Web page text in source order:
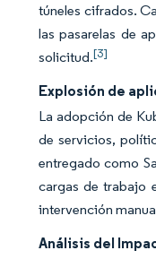
túneles cifrados.
las pasarelas de
solicitud.[3]
Explosión de
La adopción de
de servicios,
entregado como
cargas de trabajo
intervención
Análisis del